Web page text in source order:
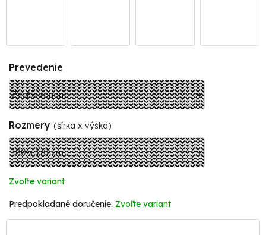
Prevedenie
Rozmery (šírka x výška)
Zvoľte variant
Zvoľte variant